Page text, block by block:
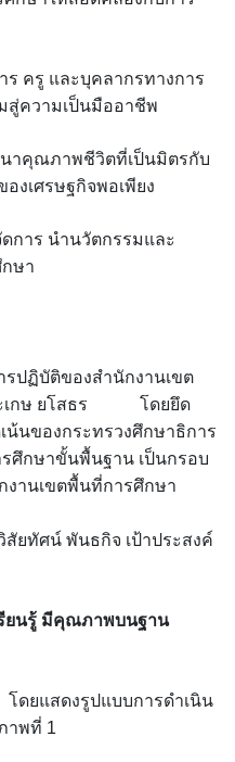
ครู และบุคลากรทางการ
ความเป็นมืออาชีพ
าคุณภาพชีวิตที่เป็นมิตรกับ
งเศรษฐกิจพอเพียง
การ นำนวัตกรรมและ
ษา
รปฏิบัติของสำนักงานเขต
ะเกษ ยโสธร โดยยึด
น้นของกระทรวงศึกษาธิการ
ศึกษาขั้นพื้นฐาน เป็นกรอบ
งานเขตพื้นที่การศึกษา
ยทัศน์ พันธกิจ เป้าประสงค์
รียนรู้ มีคุณภาพบนฐาน
โดยแสดงรูปแบบการดำเนิน
าพที่ 1